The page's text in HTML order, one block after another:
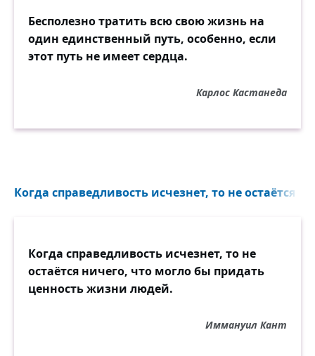
Бесполезно тратить всю свою жизнь на
один единственный путь, особенно, если
этот путь не имеет сердца.
Карлос Кастанеда
Когда справедливость исчезнет, то не остаётся
Когда справедливость исчезнет, то не
остаётся ничего, что могло бы придать
ценность жизни людей.
Иммануил Кант